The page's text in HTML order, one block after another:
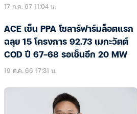
17 ก.ค. 67 11:04 น.
ACE เซ็น PPA โซลาร์ฟาร์มล็อตแรก
ฉลุย 15 โครงการ 92.73 เมกะวัตต์
COD ปี 67-68 รอเซ็นอีก 20 MW
19 ต.ค. 66 17:31 น.